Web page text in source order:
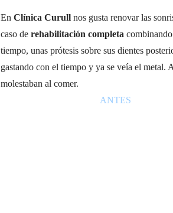
En Clínica Curull nos gusta renovar las
caso de rehabilitación completa
tiempo, unas prótesis sobre sus dientes
gastando con el tiempo y ya se veía el metal.
molestaban al comer.
ANTES